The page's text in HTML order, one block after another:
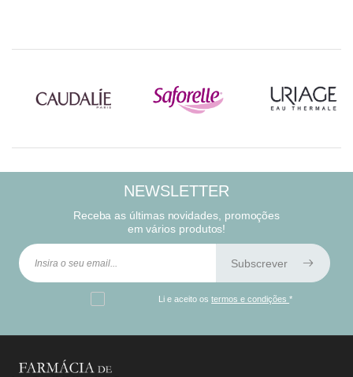
NEWSLETTER
Receba as últimas novidades, promoções
em vários produtos!
Subscrever
Li e aceito ostermos e condições*